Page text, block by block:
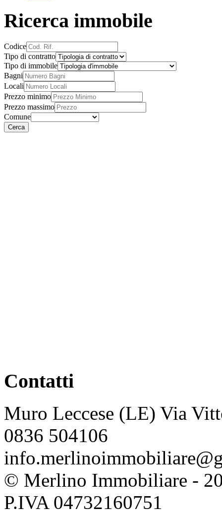
Ricerca immobile
Codice
Tipo di contratto
Tipo di immobile
Bagni
Locali
Prezzo minimo
Prezzo massimo
Comune
Contatti
Muro Leccese (LE) Via
0836 504106
© Merlino Immobiliare -
P.IVA 04732160751